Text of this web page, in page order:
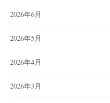
2026年6月
2026年5月
2026年4月
2026年3月